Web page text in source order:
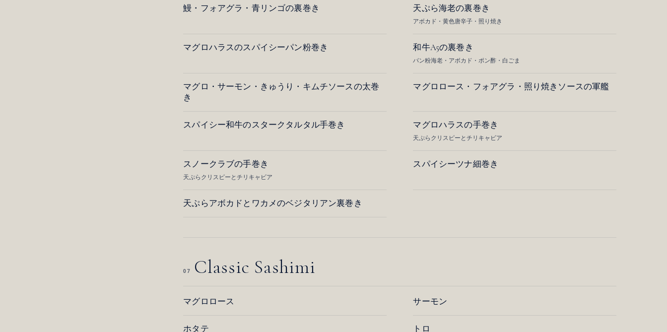
鰻・フォアグラ・青リンゴの裏巻き 天ぷら海老の裏巻き
アボカド・黄色唐辛子・照り焼き
マグロハラスのスパイシーパン粉巻き 和牛A5の裏巻き
パン粉海老・アボカド・ポン酢・白ごま
マグロ・サーモン・きゅうり・キムチソースの太巻
き
マグロロース・フォアグラ・照り焼きソースの軍艦
スパイシー和牛のスタークタルタル手巻き マグロハラスの手巻き
天ぷらクリスピーとチリキャビア
スノークラブの手巻き
天ぷらクリスピーとチリキャビア
スパイシーツナ細巻き
天ぷらアボカドとワカメのベジタリアン裏巻き
07 Classic Sashimi
マグロロース サーモン
ホタテ トロ